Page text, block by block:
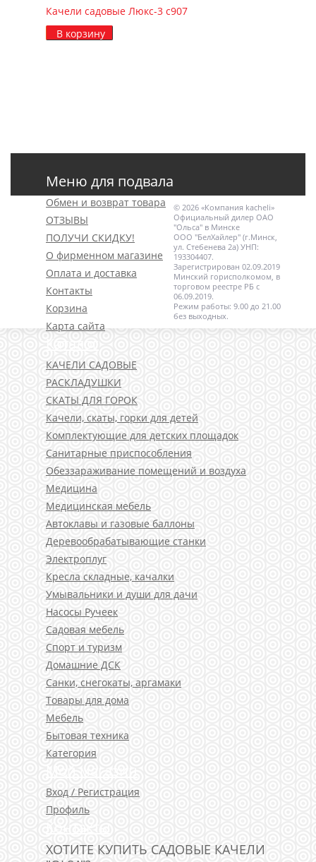
Качели садовые Люкс-3 с907
В корзину
Меню для подвала
Обмен и возврат товара
ОТЗЫВЫ
ПОЛУЧИ СКИДКУ!
О фирменном магазине
Оплата и доставка
Контакты
Корзина
Карта сайта
КАЧЕЛИ САДОВЫЕ
РАСКЛАДУШКИ
СКАТЫ ДЛЯ ГОРОК
Качели, скаты, горки для детей
Комплектующие для детских площадок
Санитарные приспособления
Обеззараживание помещений и воздуха
Медицина
Медицинская мебель
Автоклавы и газовые баллоны
Деревообрабатывающие станки
Электроплуг
Кресла складные, качалки
Умывальники и души для дачи
Насосы Ручеек
Садовая мебель
Спорт и туризм
Домашние ДСК
Санки, снегокаты, аргамаки
Товары для дома
Мебель
Бытовая техника
Категория
Вход / Регистрация
Профиль
ХОТИТЕ КУПИТЬ САДОВЫЕ КАЧЕЛИ
© 2026 «Компания kacheli»
Официальный дилер ОАО
"Ольса" в Минске
ООО "БелХайлер" (г.Минск,
ул. Стебенева 2а) УНП:
193304407.
Зарегистрирован 02.09.2019
Минский горисполкомом, в
торговом реестре РБ с
06.09.2019.
Режим работы: 9.00 до 21.00
без выходных.